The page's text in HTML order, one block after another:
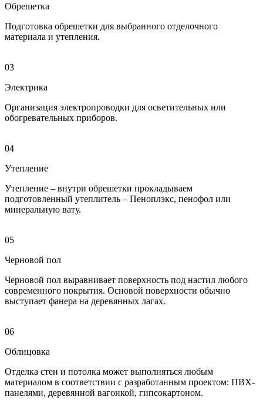
Обрешетка
Подготовка обрешетки для выбранного отделочного
материала и утепления.
03
Электрика
Организация электропроводки для осветительных или
обогревательных приборов.
04
Утепление
Утепление – внутри обрешетки прокладываем
подготовленный утеплитель – Пеноплэкс, пенофол или
минеральную вату.
05
Черновой пол
Черновой пол выравнивает поверхность под настил любого
современного покрытия. Основой поверхности обычно
выступает фанера на деревянных лагах.
06
Облицовка
Отделка стен и потолка может выполняться любым
материалом в соответствии с разработанным проектом: ПВХ-
панелями, деревянной вагонкой, гипсокартоном.